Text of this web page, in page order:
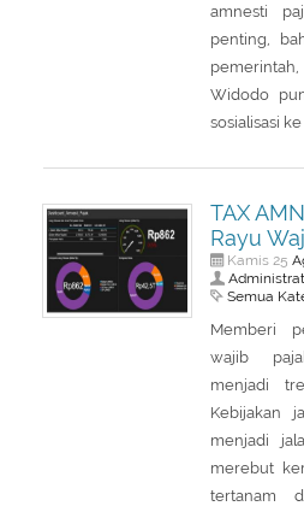
amnesti
penting,
Widodo
sosialisasi
TAX
Rayu
Kamis 25
Semua
Memberi
wajib
menjadi
Kebijakan
menjadi
merebut
tertanam